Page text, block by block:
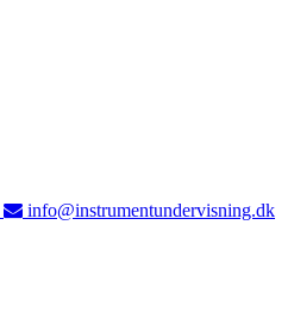
info@instrumentundervisning.dk